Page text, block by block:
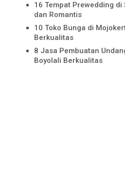
16 Tempat Prewedding di
dan Romantis
10 Toko Bunga di
Berkualitas
8 Jasa Pembuatan
Boyolali Berkualitas